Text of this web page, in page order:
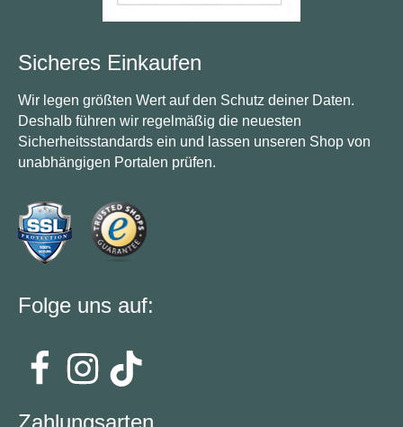
Sicheres Einkaufen
Wir legen größten Wert auf den Schutz deiner Daten.
Deshalb führen wir regelmäßig die neuesten
Sicherheitsstandards ein und lassen unseren Shop von
unabhängigen Portalen prüfen.
Folge uns auf:
Zahlungsarten